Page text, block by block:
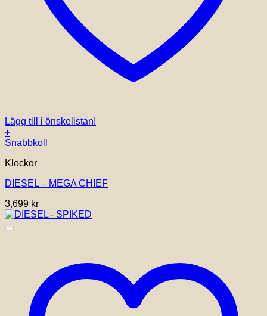
Lägg till i önskelistan!
+
Snabbkoll
Klockor
DIESEL – MEGA CHIEF
3,699 kr